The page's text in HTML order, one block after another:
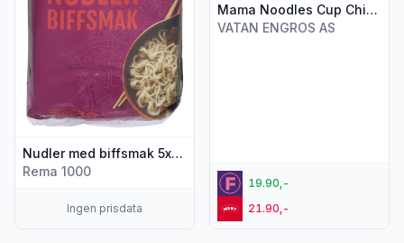
Nudler med biffsmak 5x85g, 425 g
Rema 1000
Ingen prisdata
Mama Noodles Cup Chicken Flavor 70g
VATAN ENGROS AS
19.90,-
21.90,-